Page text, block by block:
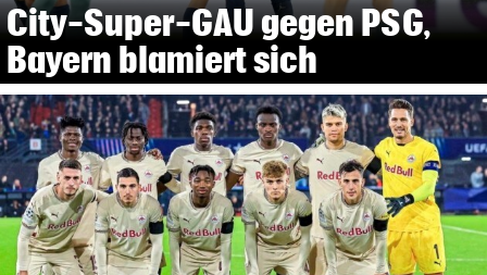
City-Super-GAU gegen PSG,
Bayern blamiert sich